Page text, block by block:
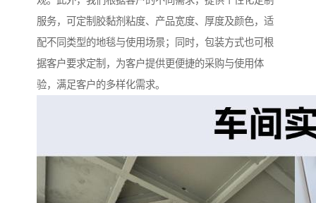
服务，可定制胶黏剂粘度、产品宽度、厚度及颜色，适
配不同类型的地毯与使用场景；同时，包装方式也可根
据客户要求定制，为客户提供更便捷的采购与使用体
验，满足客户的多样化需求。